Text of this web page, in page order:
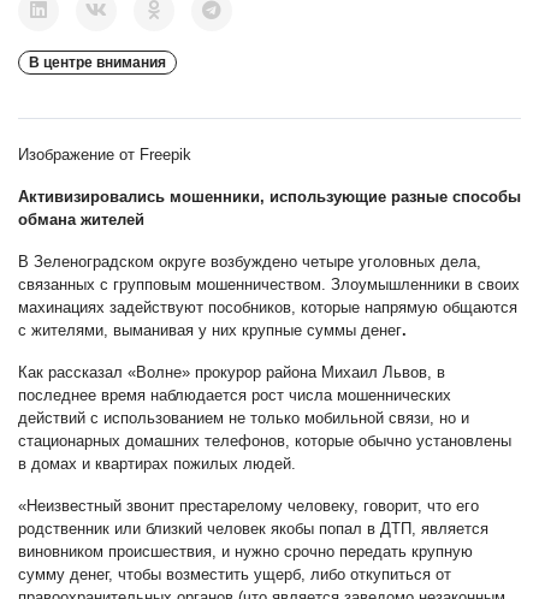
В центре внимания
Изображение от Freepik
Активизировались мошенники, использующие разные способы
обмана жителей
В Зеленоградском округе возбуждено четыре уголовных дела,
связанных с групповым мошенничеством. Злоумышленники в своих
махинациях задействуют пособников, которые напрямую общаются
с жителями, выманивая у них крупные суммы денег.
Как рассказал «Волне» прокурор района Михаил Львов, в
последнее время наблюдается рост числа мошеннических
действий с использованием не только мобильной связи, но и
стационарных домашних телефонов, которые обычно установлены
в домах и квартирах пожилых людей.
«Неизвестный звонит престарелому человеку, говорит, что его
родственник или близкий человек якобы попал в ДТП, является
виновником происшествия, и нужно срочно передать крупную
сумму денег, чтобы возместить ущерб, либо откупиться от